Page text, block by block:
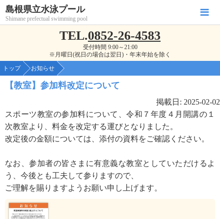
島根県立水泳プール
Shimane prefectual swimming pool
TEL.0852-26-4583
受付時間 9:00～21:00
※月曜日(祝日の場合は翌日)・年末年始を除く
トップ
お知らせ
【教室】参加料改定について
掲載日: 2025-02-02
スポーツ教室の参加料について、令和７年度４月開講の１
次教室より、料金を改定する運びとなりました。
改定後の金額については、添付の資料をご確認ください。
なお、参加者の皆さまに有意義な教室としていただけるよ
う、今後とも工夫して参りますので、
ご理解を賜りますようお願い申し上げます。